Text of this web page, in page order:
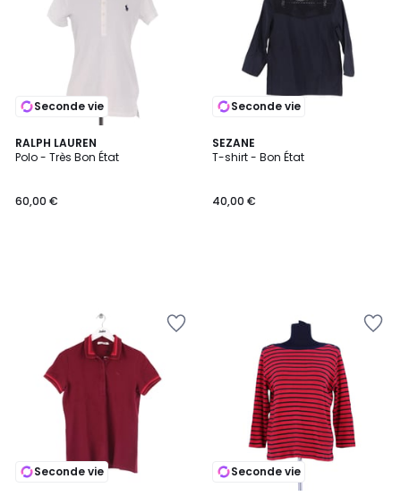
Seconde vie
RALPH LAUREN
Polo - Très Bon État
60,00 €
Seconde vie
SEZANE
T-shirt - Bon État
40,00 €
Seconde vie Seconde vie